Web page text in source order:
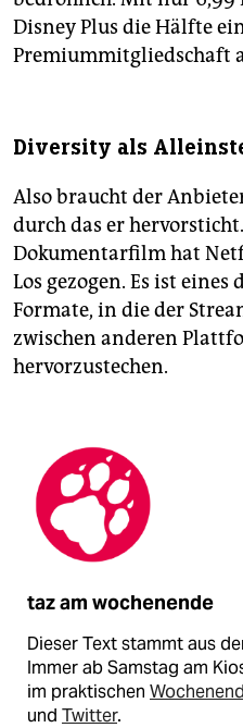
Disney Plus die Hälfte
Premiummitgliedschaft
Diversity als
Also braucht der
durch das er
Dokumentarfilm hat
Los gezogen. Es ist
Formate, in die der
zwischen anderen
hervorzustechen.
taz am wochenende
Dieser Text stammt aus
Immer ab Samstag am
im praktischen
und Twitter.